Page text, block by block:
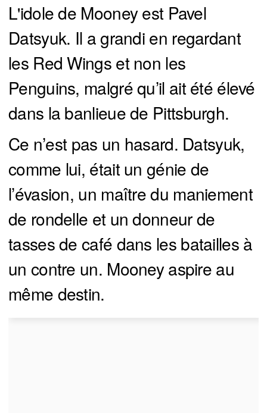
L'idole de Mooney est Pavel
Datsyuk. Il a grandi en regardant
les Red Wings et non les
Penguins, malgré qu’il ait été élevé
dans la banlieue de Pittsburgh.
Ce n’est pas un hasard. Datsyuk,
comme lui, était un génie de
l’évasion, un maître du maniement
de rondelle et un donneur de
tasses de café dans les batailles à
un contre un. Mooney aspire au
même destin.